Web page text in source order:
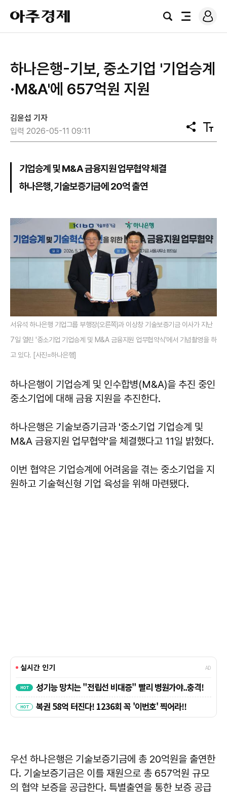
아
주
경
검
전
로
그
하나은행-기보, 중소기업 '기업승계
·M&A'에 657억원 지원
김윤섭 기자
입력 2026-05-11 09:11
공
유
텍
스
기업승계 및 M&A 금융지원 업무협약 체결
하나은행, 기술보증기금에 20억 출연
서유석 하나은행 기업그룹 부행장(오른쪽)과 이상창 기술보증기금 이사가 지난
7일 열린 '중소기업 기업승계 및 M&A 금융지원 업무협약식'에서 기념촬영을 하
고 있다. [사진=하나은행]
하나은행이 기업승계 및 인수합병(M&A)을 추진 중인
중소기업에 대해 금융 지원을 추진한다.
하나은행은 기술보증기금과 '중소기업 기업승계 및
M&A 금융지원 업무협약'을 체결했다고 11일 밝혔다.
이번 협약은 기업승계에 어려움을 겪는 중소기업을 지
원하고 기술혁신형 기업 육성을 위해 마련됐다.
우선 하나은행은 기술보증기금에 총 20억원을 출연한
다. 기술보증기금은 이를 재원으로 총 657억원 규모
의 협약 보증을 공급한다. 특별출연을 통한 보증 공급